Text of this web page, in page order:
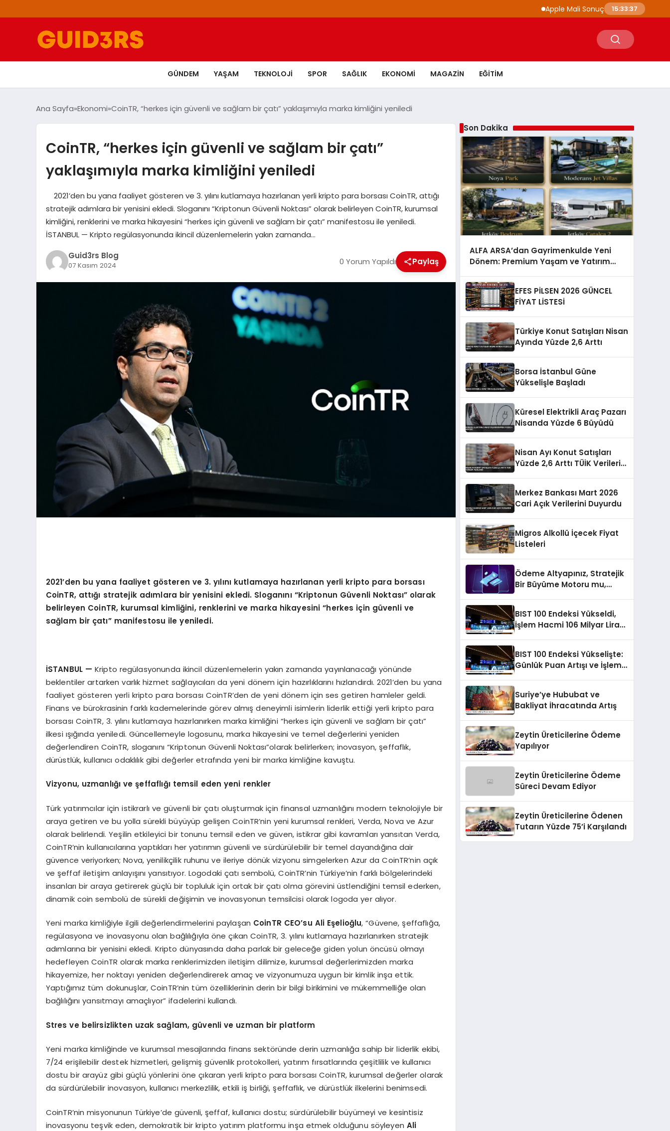
Apple Mali Sonuçlarını Açıkladı iPhone ve
15:33:38
GÜNDEM YAŞAM TEKNOLOJI SPOR SAĞLIK EKONOMI MAGAZIN EĞITIM
Ana Sayfa Ekonomi CoinTR, “herkes için güvenli ve sağlam bir çatı” yaklaşımıyla marka kimliğini yeniledi
CoinTR, “herkes için güvenli ve sağlam bir çatı”
yaklaşımıyla marka kimliğini yeniledi
2021’den bu yana faaliyet gösteren ve 3. yılını kutlamaya hazırlanan yerli kripto para borsası CoinTR, attığı
stratejik adımlara bir yenisini ekledi. Sloganını “Kriptonun Güvenli Noktası” olarak belirleyen CoinTR, kurumsal
kimliğini, renklerini ve marka hikayesini “herkes için güvenli ve sağlam bir çatı” manifestosu ile yeniledi.
İSTANBUL — Kripto regülasyonunda ikincil düzenlemelerin yakın zamanda…
Guid3rs Blog
07 Kasım 2024 0 Yorum Yapıldı Paylaş
2021’den bu yana faaliyet gösteren ve 3. yılını kutlamaya hazırlanan yerli kripto para borsası
CoinTR, attığı stratejik adımlara bir yenisini ekledi. Sloganını “Kriptonun Güvenli Noktası” olarak
belirleyen CoinTR, kurumsal kimliğini, renklerini ve marka hikayesini“herkes için güvenli ve
sağlam bir çatı” manifestosu ile yeniledi.
İSTANBUL — Kripto regülasyonunda ikincil düzenlemelerin yakın zamanda yayınlanacağı yönünde
beklentiler artarken varlık hizmet sağlayıcıları da yeni dönem için hazırlıklarını hızlandırdı. 2021’den bu yana
faaliyet gösteren yerli kripto para borsası CoinTR’den de yeni dönem için ses getiren hamleler geldi.
Finans ve bürokrasinin farklı kademelerinde görev almış deneyimli isimlerin liderlik ettiği yerli kripto para
borsası CoinTR, 3. yılını kutlamaya hazırlanırken marka kimliğini “herkes için güvenli ve sağlam bir çatı”
ilkesi ışığında yeniledi. Güncellemeyle logosunu, marka hikayesini ve temel değerlerini yeniden
değerlendiren CoinTR, sloganını “Kriptonun Güvenli Noktası”olarak belirlerken; inovasyon, şeffaflık,
dürüstlük, kullanıcı odaklılık gibi değerler etrafında yeni bir marka kimliğine kavuştu.
Vizyonu, uzmanlığı ve şeffaflığı temsil eden yeni renkler
Türk yatırımcılar için istikrarlı ve güvenli bir çatı oluşturmak için finansal uzmanlığını modern teknolojiyle bir
araya getiren ve bu yolla sürekli büyüyüp gelişen CoinTR’nin yeni kurumsal renkleri, Verda, Nova ve Azur
olarak belirlendi. Yeşilin etkileyici bir tonunu temsil eden ve güven, istikrar gibi kavramları yansıtan Verda,
CoinTR’nin kullanıcılarına yaptıkları her yatırımın güvenli ve sürdürülebilir bir temel dayandığına dair
güvence veriyorken; Nova, yenilikçilik ruhunu ve ileriye dönük vizyonu simgelerken Azur da CoinTR’nin açık
ve şeffaf iletişim anlayışını yansıtıyor. Logodaki çatı sembolü, CoinTR’nin Türkiye’nin farklı bölgelerindeki
insanları bir araya getirerek güçlü bir topluluk için ortak bir çatı olma görevini üstlendiğini temsil ederken,
dinamik coin sembolü de sürekli değişimin ve inovasyonun temsilcisi olarak logoda yer alıyor.
Yeni marka kimliğiyle ilgili değerlendirmelerini paylaşan CoinTR CEO’su Ali Eşelioğlu, “Güvene, şeffaflığa,
regülasyona ve inovasyonu olan bağlılığıyla öne çıkan CoinTR, 3. yılını kutlamaya hazırlanırken stratejik
adımlarına bir yenisini ekledi. Kripto dünyasında daha parlak bir geleceğe giden yolun öncüsü olmayı
hedefleyen CoinTR olarak marka renklerimizden iletişim dilimize, kurumsal değerlerimizden marka
hikayemize, her noktayı yeniden değerlendirerek amaç ve vizyonumuza uygun bir kimlik inşa ettik.
Yaptığımız tüm dokunuşlar, CoinTR’nin tüm özelliklerinin derin bir bilgi birikimini ve mükemmelliğe olan
bağlılığını yansıtmayı amaçlıyor” ifadelerini kullandı.
Stres ve belirsizlikten uzak sağlam, güvenli ve uzman bir platform
Yeni marka kimliğinde ve kurumsal mesajlarında finans sektöründe derin uzmanlığa sahip bir liderlik ekibi,
7/24 erişilebilir destek hizmetleri, gelişmiş güvenlik protokolleri, yatırım fırsatlarında çeşitlilik ve kullanıcı
dostu bir arayüz gibi güçlü yönlerini öne çıkaran yerli kripto para borsası CoinTR, kurumsal değerler olarak
da sürdürülebilir inovasyon, kullanıcı merkezlilik, etkili iş birliği, şeffaflık, ve dürüstlük ilkelerini benimsedi.
CoinTR’nin misyonunun Türkiye’de güvenli, şeffaf, kullanıcı dostu; sürdürülebilir büyümeyi ve kesintisiz
inovasyonu teşvik eden, demokratik bir kripto yatırım platformu inşa etmek olduğunu söyleyen Ali
Son Dakika
ALFA ARSA’dan Gayrimenkulde Yeni
Dönem: Premium Yaşam ve Yatırım
EFES PİLSEN 2026 GÜNCEL
FİYAT LİSTESİ
Türkiye Konut Satışları Nisan
Ayında Yüzde 2,6 Arttı
Borsa İstanbul Güne
Yükselişle Başladı
Küresel Elektrikli Araç Pazarı
Nisanda Yüzde 6 Büyüdü
Nisan Ayı Konut Satışları
Yüzde 2,6 Arttı TÜİK Verileri
Merkez Bankası Mart 2026
Cari Açık Verilerini Duyurdu
Migros Alkollü İçecek Fiyat
Listeleri
Ödeme Altyapınız, Stratejik
Bir Büyüme Motoru mu,
BIST 100 Endeksi Yükseldi,
İşlem Hacmi 106 Milyar Lirayı
BIST 100 Endeksi Yükselişte:
Günlük Puan Artışı ve İşlem
Suriye’ye Hububat ve
Bakliyat İhracatında Artış
Zeytin Üreticilerine Ödeme
Yapılıyor
Zeytin Üreticilerine Ödeme
Süreci Devam Ediyor
Zeytin Üreticilerine Ödenen
Tutarın Yüzde 75’i Karşılandı